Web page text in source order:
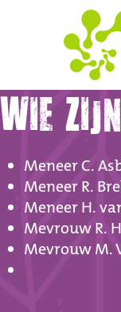
WIE
Meneer C.
Meneer R.
Meneer H.
Mevrouw R.
Mevrouw M.